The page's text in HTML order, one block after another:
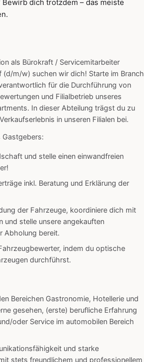
dich trotzdem – das meiste
als Bürokraft / Servicemitarbeiter
(d/m/w) suchen wir dich! Starte im Branch
für die Durchführung von
und Filialbetrieb unseres
In dieser Abteilung trägst du zu
in unseren Filialen bei.
Gastgebers:
und stelle einen einwandfreien
inkl. Beratung und Erklärung der
der Fahrzeuge, koordiniere dich mit
und stelle unsere angekauften
Abholung bereit.
indem du optische
durchführst.
Bereichen Gastronomie, Hotellerie und
gesehen, (erste) berufliche Erfahrung
oder Service im automobilen Bereich
und starke
stets freundlichem und professionellem